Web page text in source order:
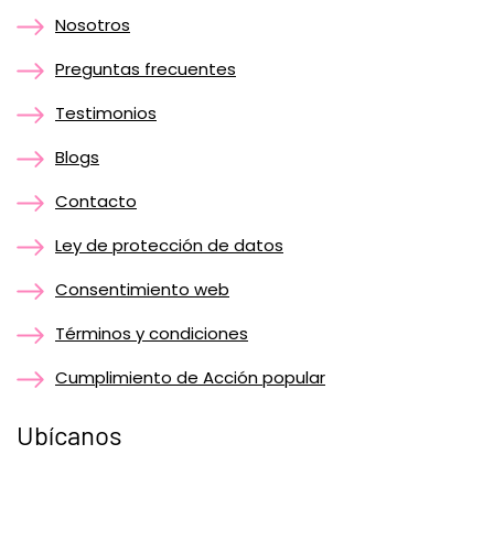
Nosotros
Preguntas frecuentes
Testimonios
Blogs
Contacto
Ley de protección de datos
Consentimiento web
Términos y condiciones
Cumplimiento de Acción popular
Ubícanos